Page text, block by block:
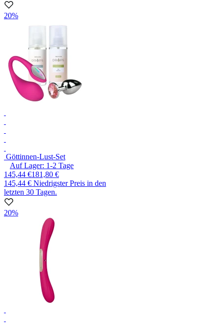
20%
Göttinnen-Lust-Set
Auf Lager: 1-2 Tage
145,44 €181,80 €
145,44 € Niedrigster Preis in den
letzten 30 Tagen.
20%